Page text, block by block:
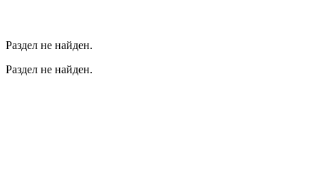
Раздел не найден.
Раздел не найден.